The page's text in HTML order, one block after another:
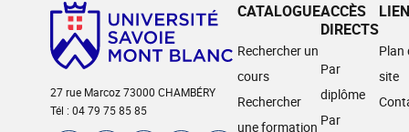
27 rue Marcoz 73000 CHAMBÉRY
Tél : 04 79 75 85 85
CATALOGUE
Rechercher un
cours
Rechercher
une formation
ACCÈS
DIRECTS
Par
diplôme
Par
Plan
site